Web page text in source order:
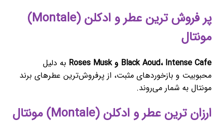
پر فروش ترین عطر و ادکلن (Montale)
مونتال
Black Aoud، Intense Cafe و Roses Musk
به دلیل
محبوبیت و بازخوردهای مثبت، از پرفروش‌ترین عطرهای برند
مونتال به شمار می‌روند.
ارزان ترین عطر و ادکلن (Montale) مونتال